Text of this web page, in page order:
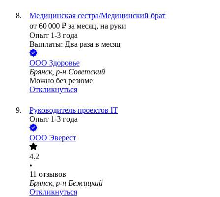
Медицинская сестра/Медицинский брат
от 60 000 ₽ за месяц, на руки
Опыт 1-3 года
Выплаты: Два раза в месяц
ООО Здоровье
Брянск, р-н Советский
Можно без резюме
Откликнуться
Руководитель проектов IT
Опыт 1-3 года
ООО Эверест
4.2
•
11 отзывов
Брянск, р-н Бежицкий
Откликнуться